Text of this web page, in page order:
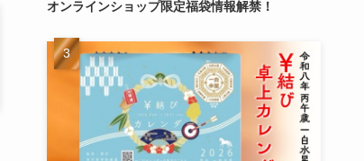
オンラインショップ限定福袋情報解禁！